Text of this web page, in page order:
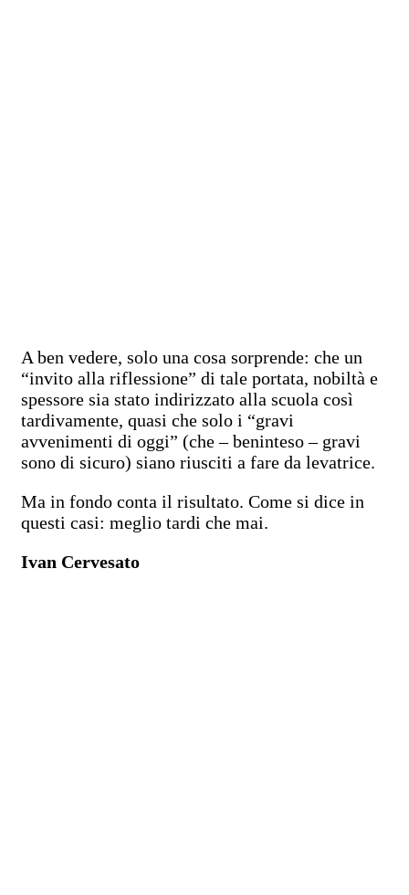
A ben vedere, solo una cosa sorprende: che un
“invito alla riflessione” di tale portata, nobiltà e
spessore sia stato indirizzato alla scuola così
tardivamente, quasi che solo i “gravi
avvenimenti di oggi” (che – beninteso – gravi
sono di sicuro) siano riusciti a fare da levatrice.
Ma in fondo conta il risultato. Come si dice in
questi casi: meglio tardi che mai.
Ivan Cervesato